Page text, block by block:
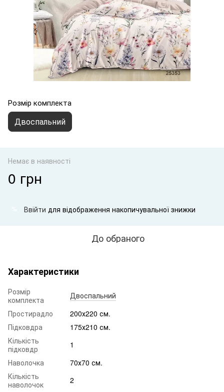
Розмір комплекта
Двоспальний
Немає в наявності
0 грн
Ввійти для відображення накопичувальної знижки
До обраного
Характеристики
Розмір
комплекта
Двоспальний
Простирадло
200х220 см.
Підковдра
175х210 см.
Кількість
підковдр
1
Наволочка
70х70 см.
Кількість
наволочок
2